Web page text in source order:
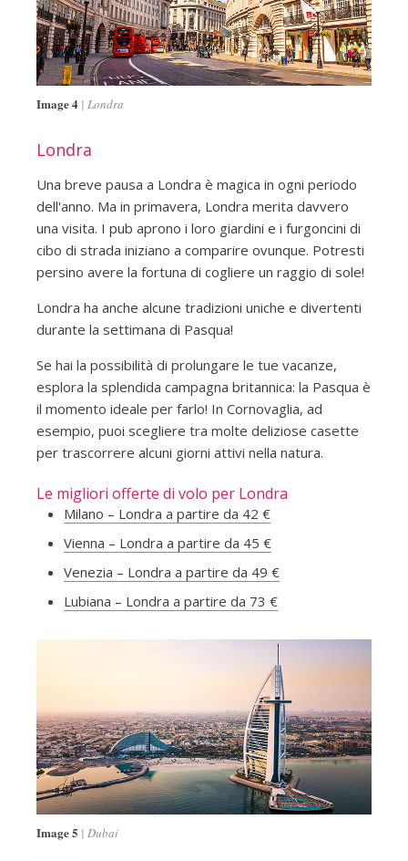
Image 4 Londra
Londra
Una breve pausa a Londra è magica in ogni periodo
dell'anno. Ma in primavera, Londra merita davvero
una visita. I pub aprono i loro giardini e i furgoncini di
cibo di strada iniziano a comparire ovunque. Potresti
persino avere la fortuna di cogliere un raggio di sole!
Londra ha anche alcune tradizioni uniche e divertenti
durante la settimana di Pasqua!
Se hai la possibilità di prolungare le tue vacanze,
esplora la splendida campagna britannica: la Pasqua è
il momento ideale per farlo! In Cornovaglia, ad
esempio, puoi scegliere tra molte deliziose casette
per trascorrere alcuni giorni attivi nella natura.
Le migliori offerte di volo per Londra
Milano – Londra a partire da 42 €
Vienna – Londra a partire da 45 €
Venezia – Londra a partire da 49 €
Lubiana – Londra a partire da 73 €
Image 5 Dubai